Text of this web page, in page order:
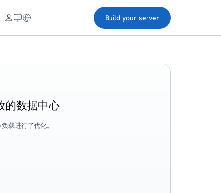
Build your server
的数据中心
载进行了优化。